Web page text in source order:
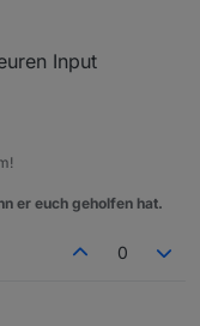
Input
er euch geholfen hat.
0